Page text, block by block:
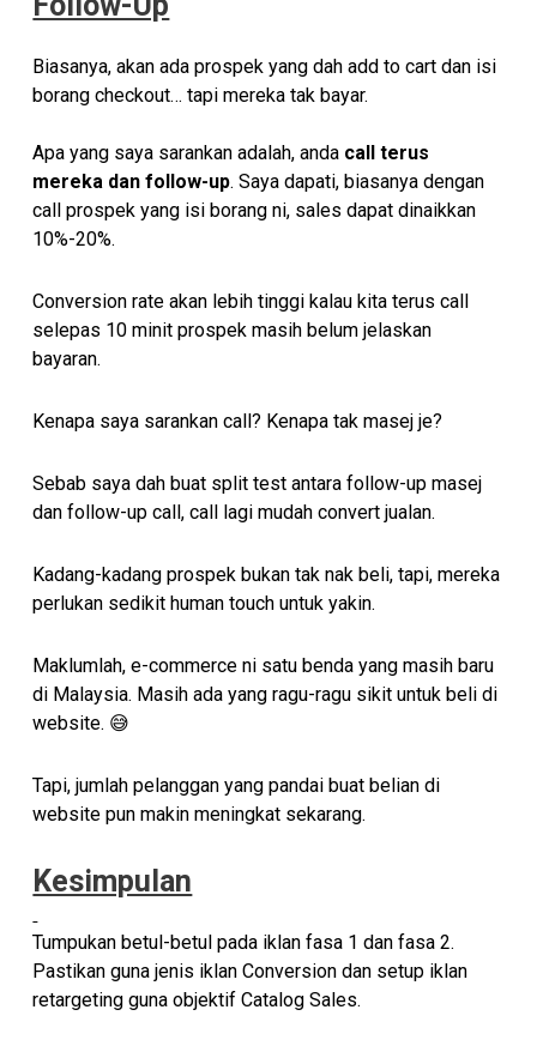
Biasanya, akan ada prospek yang dah add to cart dan isi
borang checkout… tapi mereka tak bayar.
Apa yang saya sarankan adalah, anda call terus
mereka dan follow-up. Saya dapati, biasanya dengan
call prospek yang isi borang ni, sales dapat dinaikkan
10%-20%.
Conversion rate akan lebih tinggi kalau kita terus call
selepas 10 minit prospek masih belum jelaskan
bayaran.
Kenapa saya sarankan call? Kenapa tak masej je?
Sebab saya dah buat split test antara follow-up masej
dan follow-up call, call lagi mudah convert jualan.
Kadang-kadang prospek bukan tak nak beli, tapi, mereka
perlukan sedikit human touch untuk yakin.
Maklumlah, e-commerce ni satu benda yang masih baru
di Malaysia. Masih ada yang ragu-ragu sikit untuk beli di
website. 😅
Tapi, jumlah pelanggan yang pandai buat belian di
website pun makin meningkat sekarang.
Kesimpulan
Tumpukan betul-betul pada iklan fasa 1 dan fasa 2.
Pastikan guna jenis iklan Conversion dan setup iklan
retargeting guna objektif Catalog Sales.